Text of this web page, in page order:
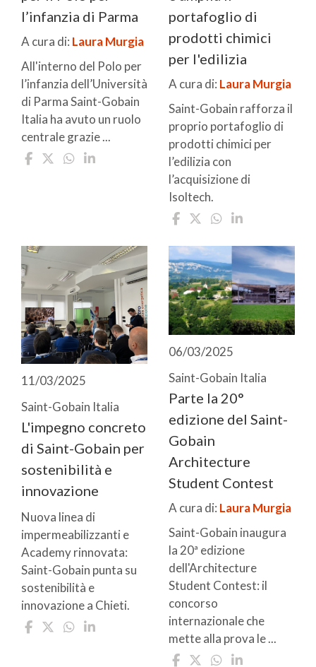
l’infanzia di Parma
A cura di: Laura Murgia
All'interno del Polo per
l’infanzia dell’Università
di Parma Saint-Gobain
Italia ha avuto un ruolo
centrale grazie ...
portafoglio di
prodotti chimici
per l'edilizia
A cura di: Laura Murgia
Saint-Gobain rafforza il
proprio portafoglio di
prodotti chimici per
l’edilizia con
l’acquisizione di
Isoltech.
11/03/2025
Saint-Gobain Italia
L'impegno concreto
di Saint-Gobain per
sostenibilità e
innovazione
Nuova linea di
impermeabilizzanti e
Academy rinnovata:
Saint-Gobain punta su
sostenibilità e
innovazione a Chieti.
06/03/2025
Saint-Gobain Italia
Parte la 20°
edizione del Saint-
Gobain
Architecture
Student Contest
A cura di: Laura Murgia
Saint-Gobain inaugura
la 20ª edizione
dell'Architecture
Student Contest: il
concorso
internazionale che
mette alla prova le ...